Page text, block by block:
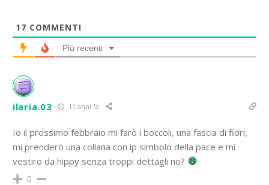
17 COMMENTI
Più recenti
ilaria.03 11 anni fa
Io il prossimo febbraio mi farò i boccoli, una fascia di fiori,
mi prenderò una collana con ip simbolo della pace e mi
vestiro da hippy senza troppi dettagli no?
0